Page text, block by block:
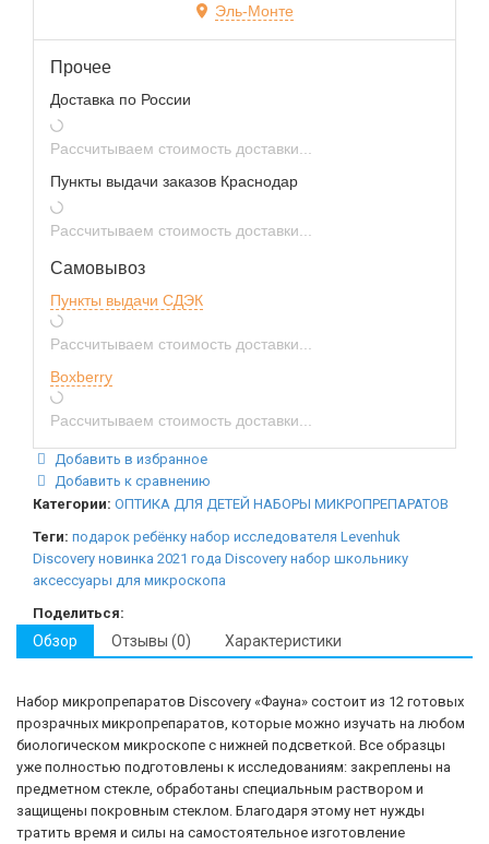
Эль-Монте
Прочее
Доставка по России
Рассчитываем стоимость доставки...
Пункты выдачи заказов Краснодар
Рассчитываем стоимость доставки...
Самовывоз
Пункты выдачи СДЭК
Рассчитываем стоимость доставки...
Boxberry
Рассчитываем стоимость доставки...
Добавить в избранное
Добавить к сравнению
Категории: ОПТИКА ДЛЯ ДЕТЕЙ НАБОРЫ МИКРОПРЕПАРАТОВ
Теги: подарок ребёнку набор исследователя Levenhuk
Discovery новинка 2021 года Discovery набор школьнику
аксессуары для микроскопа
Поделиться:
Обзор Отзывы (0) Характеристики
Набор микропрепаратов Discovery «Фауна» состоит из 12 готовых
прозрачных микропрепаратов, которые можно изучать на любом
биологическом микроскопе с нижней подсветкой. Все образцы
уже полностью подготовлены к исследованиям: закреплены на
предметном стекле, обработаны специальным раствором и
защищены покровным стеклом. Благодаря этому нет нужды
тратить время и силы на самостоятельное изготовление